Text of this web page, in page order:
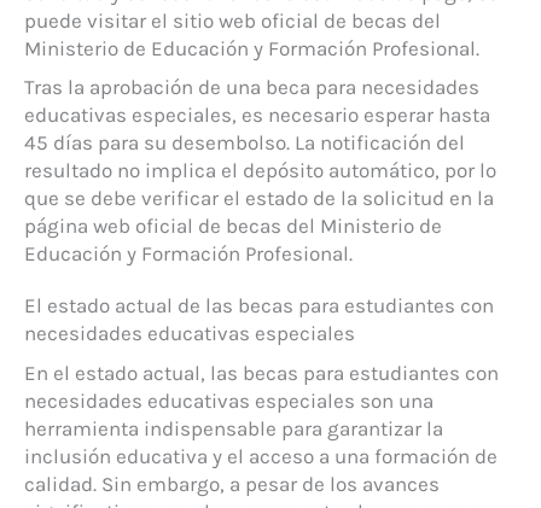
puede visitar el sitio web oficial de becas del
Ministerio de Educación y Formación Profesional.
Tras la aprobación de una beca para necesidades
educativas especiales, es necesario esperar hasta
45 días para su desembolso. La notificación del
resultado no implica el depósito automático, por lo
que se debe verificar el estado de la solicitud en la
página web oficial de becas del Ministerio de
Educación y Formación Profesional.
El estado actual de las becas para estudiantes con
necesidades educativas especiales
En el estado actual, las becas para estudiantes con
necesidades educativas especiales son una
herramienta indispensable para garantizar la
inclusión educativa y el acceso a una formación de
calidad. Sin embargo, a pesar de los avances